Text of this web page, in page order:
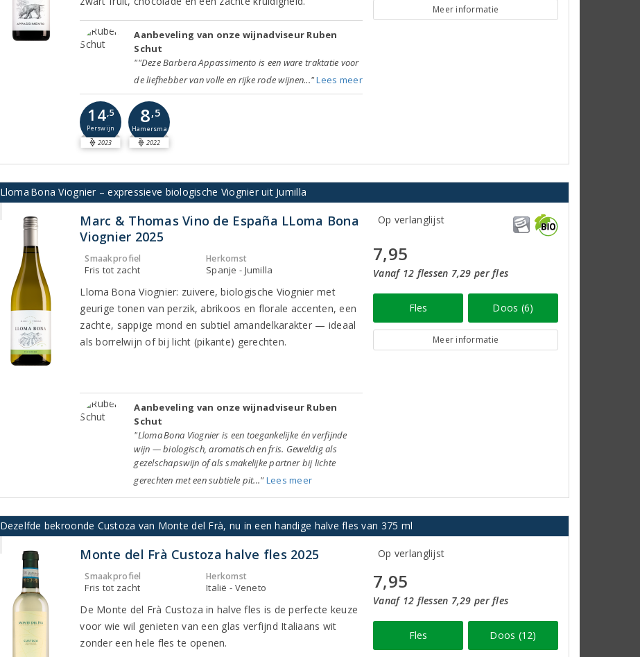
Aanbeveling van onze wijnadviseur Ruben
Schut
""Deze Barbera Appassimento is een ware traktatie voor
de liefhebber van volle en rijke rode wijnen..."Lees meer
14,5
Perswijn
2023
8,5
Hamersma
2022
Meer informatie
Lloma Bona Viognier – expressieve biologische Viognier uit Jumilla
Marc & Thomas Vino de España LLoma Bona
Viognier 2025
Smaakprofiel
Fris tot zacht
Herkomst
Spanje - Jumilla
Lloma Bona Viognier: zuivere, biologische Viognier met
geurige tonen van perzik, abrikoos en florale accenten, een
zachte, sappige mond en subtiel amandelkarakter — ideaal
als borrelwijn of bij licht (pikante) gerechten.
Aanbeveling van onze wijnadviseur Ruben
Schut
"Lloma Bona Viognier is een toegankelijke én verfijnde
wijn — biologisch, aromatisch en fris. Geweldig als
gezelschapswijn of als smakelijke partner bij lichte
gerechten met een subtiele pit..." Lees meer
Op verlanglijst
7,95
Vanaf 12 flessen 7,29 per fles
Fles Doos (6)
Meer informatie
Dezelfde bekroonde Custoza van Monte del Frà, nu in een handige halve fles van 375 ml
Monte del Frà Custoza halve fles 2025
Smaakprofiel
Fris tot zacht
Herkomst
Italië - Veneto
De Monte del Frà Custoza in halve fles is de perfecte keuze
voor wie wil genieten van een glas verfijnd Italiaans wit
zonder een hele fles te openen.
Op verlanglijst
7,95
Vanaf 12 flessen 7,29 per fles
Fles Doos (12)